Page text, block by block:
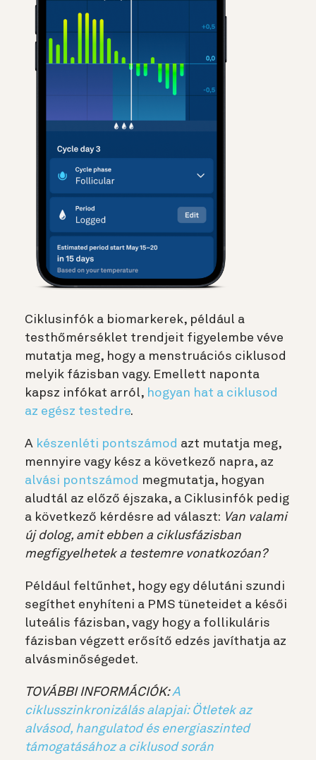
Ciklusinfók a biomarkerek, például a
testhőmérséklet trendjeit figyelembe véve
mutatja meg, hogy a menstruációs ciklusod
melyik fázisban vagy. Emellett naponta
kapsz infókat arról, hogyan hat a ciklusod
az egész testedre.
A készenléti pontszámod azt mutatja meg,
mennyire vagy kész a következő napra, az
alvási pontszámod megmutatja, hogyan
aludtál az előző éjszaka, a Ciklusinfók pedig
a következő kérdésre ad választ: Van valami
új dolog, amit ebben a ciklusfázisban
megfigyelhetek a testemre vonatkozóan?
Például feltűnhet, hogy egy délutáni szundi
segíthet enyhíteni a PMS tüneteidet a késői
luteális fázisban, vagy hogy a follikuláris
fázisban végzett erősítő edzés javíthatja az
alvásminőségedet.
TOVÁBBI INFORMÁCIÓK:A
ciklusszinkronizálás alapjai: Ötletek az
alvásod, hangulatod és energiaszinted
támogatásához a ciklusod során